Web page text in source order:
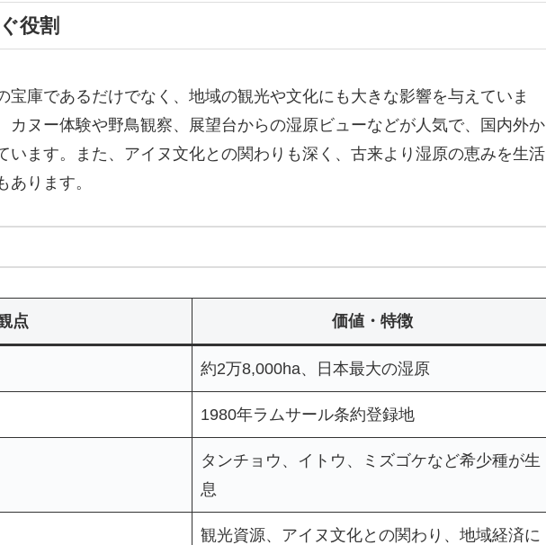
役割
宝庫であるだけでなく、地域の観光や文化にも大きな影響を与えていま
カヌー体験や野鳥観察、展望台からの湿原ビューなどが人気で、国内外か
います。また、アイヌ文化との関わりも深く、古来より湿原の恵みを生活
あります。
点 価値・特徴
約2万8,000ha、日本最大の湿原
1980年ラムサール条約登録地
タンチョウ、イトウ、ミズゴケなど希少種が生
息
観光資源、アイヌ文化との関わり、地域経済に